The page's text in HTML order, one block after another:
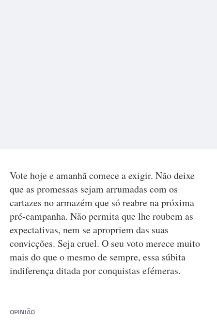
Vote hoje e amanhã comece a exigir. Não deixe
que as promessas sejam arrumadas com os
cartazes no armazém que só reabre na próxima
pré-campanha. Não permita que lhe roubem as
expectativas, nem se apropriem das suas
convicções. Seja cruel. O seu voto merece muito
mais do que o mesmo de sempre, essa súbita
indiferença ditada por conquistas efémeras.
OPINIÃO